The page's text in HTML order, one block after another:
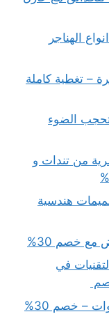
الهناجر
– تغطية كاملة
الضوء
من تندات و
هندسية
خصم 30%
في
تركيب هناجر وسواتر قرميد يدوم لسنوات – خصم 30%